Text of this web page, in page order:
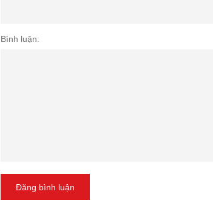
Bình luận:
Đăng bình luận